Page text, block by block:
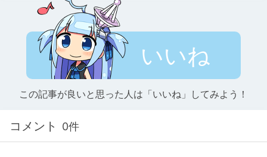
いいね
この記事が良いと思った人は「いいね」してみよう！
コメント 0件